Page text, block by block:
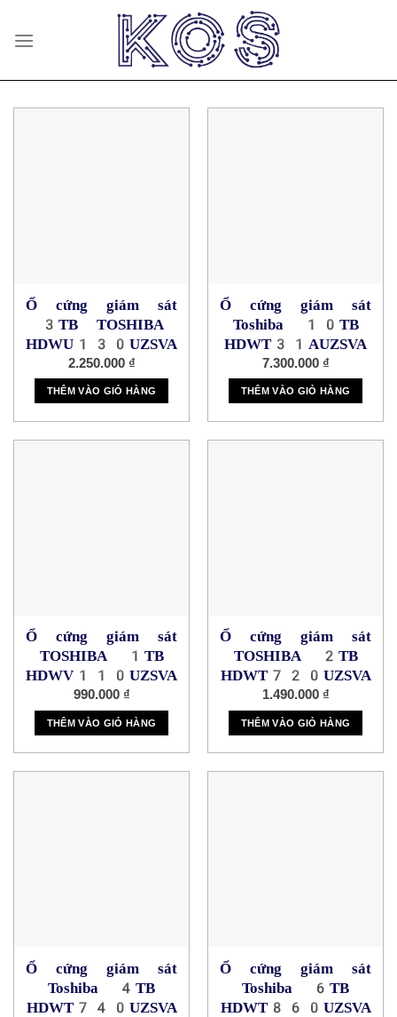
Ổ cứng giám sát
3TB TOSHIBA
HDWU130UZSVA
2.250.000 ₫
THÊM VÀO GIỎ HÀNG
Ổ cứng giám sát
Toshiba 10TB
HDWT31AUZSVA
7.300.000 ₫
THÊM VÀO GIỎ HÀNG
Ổ cứng giám sát
TOSHIBA 1TB
HDWV110UZSVA
990.000 ₫
THÊM VÀO GIỎ HÀNG
Ổ cứng giám sát
TOSHIBA 2TB
HDWT720UZSVA
1.490.000 ₫
THÊM VÀO GIỎ HÀNG
Ổ cứng giám sát
Toshiba 4TB
HDWT740UZSVA
Ổ cứng giám sát
Toshiba 6TB
HDWT860UZSVA